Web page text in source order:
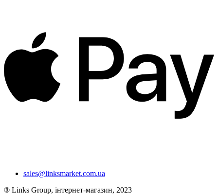
sales@linksmarket.com.ua
® Links Group, інтернет-магазин, 2023